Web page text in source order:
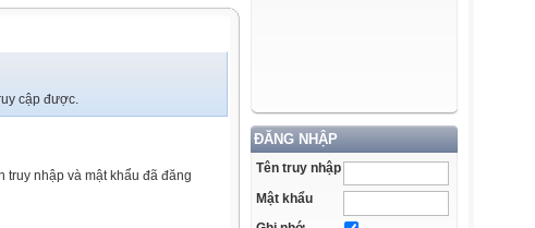
ĐĂNG NHẬP
Tên truy nhập
Mật khẩu
cập được.
truy nhập và mật khẩu đã đăng